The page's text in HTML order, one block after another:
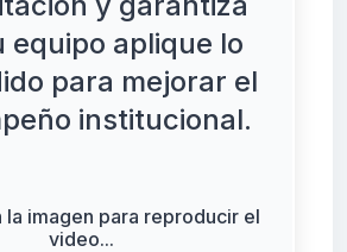
equipo aplique lo
para mejorar el
institucional.
la imagen para reproducir el
video...